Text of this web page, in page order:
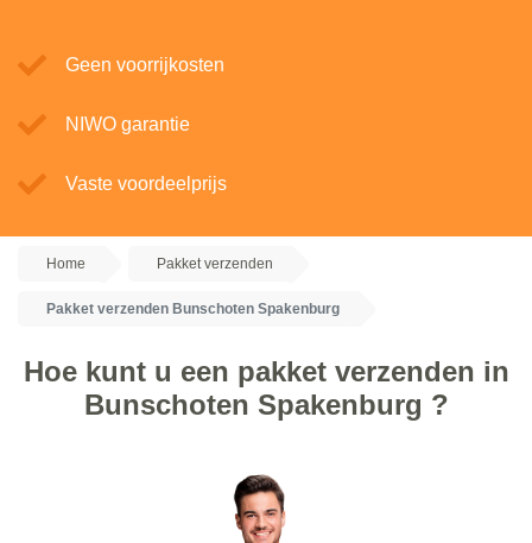
Geen voorrijkosten
NIWO garantie
Vaste voordeelprijs
Home Pakket verzenden
Pakket verzenden Bunschoten Spakenburg
Hoe kunt u een pakket verzenden in
Bunschoten Spakenburg ?